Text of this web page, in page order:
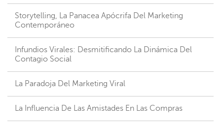
Storytelling, La Panacea Apócrifa Del Marketing
Contemporáneo
Infundios Virales: Desmitificando La Dinámica Del
Contagio Social
La Paradoja Del Marketing Viral
La Influencia De Las Amistades En Las Compras